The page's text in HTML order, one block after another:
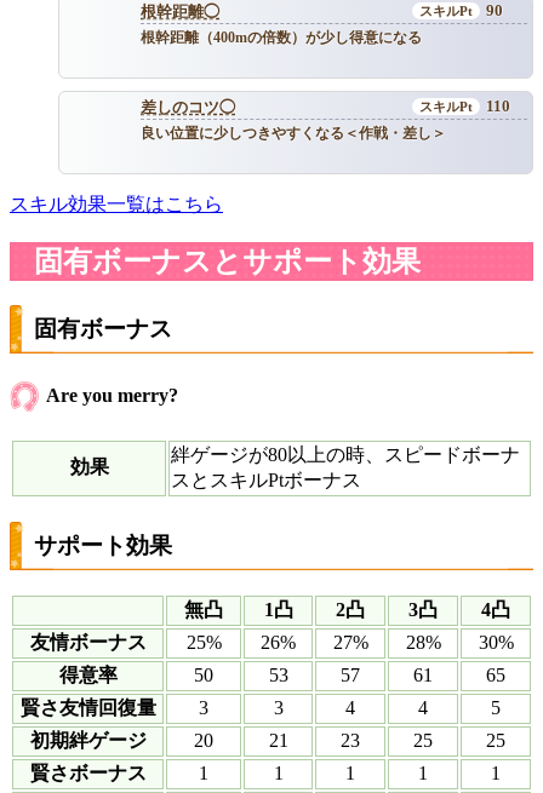
根幹距離◯ 90
根幹距離（400mの倍数）が少し得意になる
差しのコツ◯ 110
良い位置に少しつきやすくなる＜作戦・差し＞
スキル効果一覧はこちら
固有ボーナスとサポート効果
固有ボーナス
Are you merry?
効果
絆ゲージが80以上の時、スピードボーナ
スとスキルPtボーナス
サポート効果
無凸 1凸 2凸 3凸
4凸
友情ボーナス
25% 26% 27% 28%
30%
得意率
50 53 57 61
65
賢さ友情回復量
3 3 4 4
5
初期絆ゲージ
20 21 23 25
25
賢さボーナス
1 1 1 1
1